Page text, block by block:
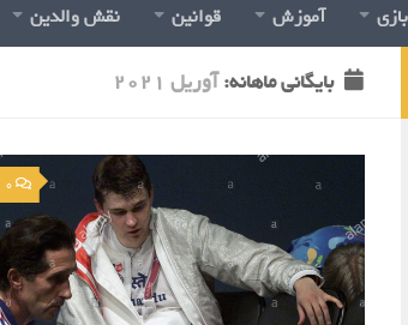
آموزش قوانین نقش والدین
بایگانی‌ ماهانه:آوریل 2021
0